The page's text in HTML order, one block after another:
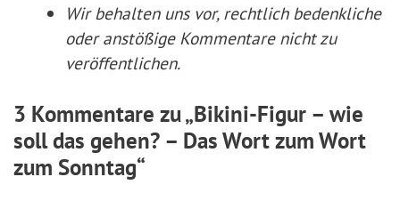
Wir behalten uns vor, rechtlich bedenkliche
oder anstößige Kommentare nicht zu
veröffentlichen.
3 Kommentare zu „Bikini-Figur – wie
soll das gehen? – Das Wort zum Wort
zum Sonntag“